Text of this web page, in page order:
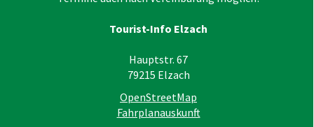
Tourist-Info Elzach
Hauptstr. 67
79215 Elzach
OpenStreetMap
Fahrplanauskunft